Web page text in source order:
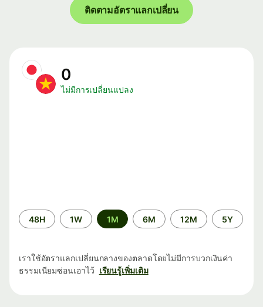
ติดตามอัตราแลกเปลี่ยน
0
ไม่มีการเปลี่ยนแปลง
ระยะ
เวลา
48H 1W 1M 6M 12M 5Y
เราใช้อัตราแลกเปลี่ยนกลางของตลาดโดยไม่มีการบวกเงินค่า
ธรรมเนียมซ่อนเอาไว้ เรียนรู้เพิ่มเติม